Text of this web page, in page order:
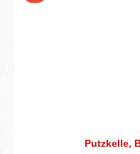
Putzkelle,